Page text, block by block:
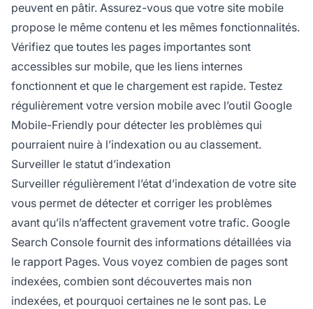
peuvent en pâtir. Assurez-vous que votre site mobile
propose le même contenu et les mêmes fonctionnalités.
Vérifiez que toutes les pages importantes sont
accessibles sur mobile, que les liens internes
fonctionnent et que le chargement est rapide. Testez
régulièrement votre version mobile avec l’outil Google
Mobile-Friendly pour détecter les problèmes qui
pourraient nuire à l’indexation ou au classement.
Surveiller le statut d’indexation
Surveiller régulièrement l’état d’indexation de votre site
vous permet de détecter et corriger les problèmes
avant qu’ils n’affectent gravement votre trafic. Google
Search Console fournit des informations détaillées via
le rapport Pages. Vous voyez combien de pages sont
indexées, combien sont découvertes mais non
indexées, et pourquoi certaines ne le sont pas. Le